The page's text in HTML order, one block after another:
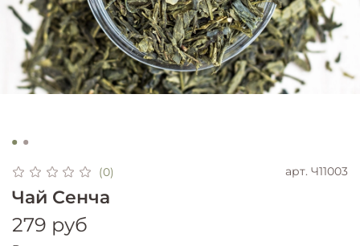
(0) арт. Ч11003
Чай Сенча
279 руб